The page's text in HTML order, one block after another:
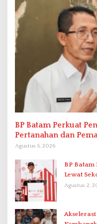
BP Batam Perkuat
Pertanahan dan
Agustus 5, 2026
BP Batam
Lewat
Agustus 2,